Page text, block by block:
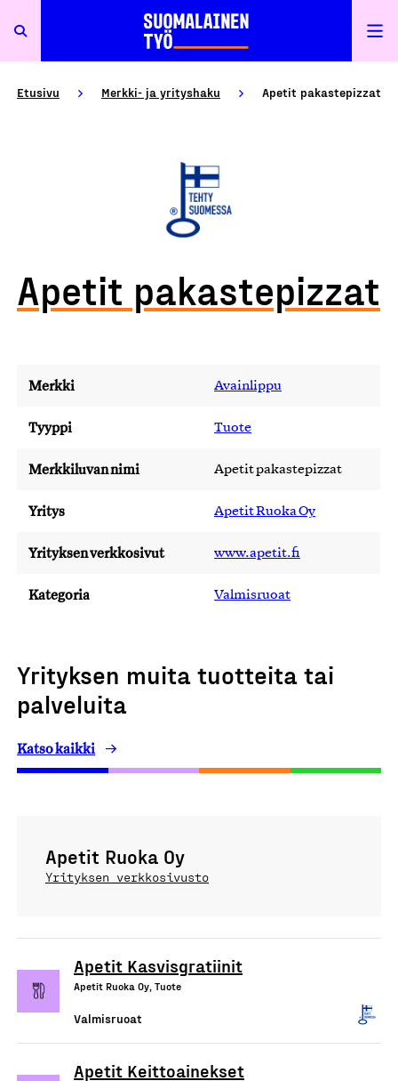
Etusivu Merkki- ja yrityshaku Apetit pakastepizzat
Apetit pakastepizzat
Merkki Avainlippu
Tyyppi Tuote
Merkkiluvan nimi Apetit pakastepizzat
Yritys Apetit Ruoka Oy
Yrityksen verkkosivut www.apetit.fi
Kategoria Valmisruoat
Yrityksen muita tuotteita tai
palveluita
Katso kaikki
Apetit Ruoka Oy
Yrityksen verkkosivusto
Apetit Kasvisgratiinit
Apetit Ruoka Oy, Tuote
Valmisruoat
Apetit Keittoainekset